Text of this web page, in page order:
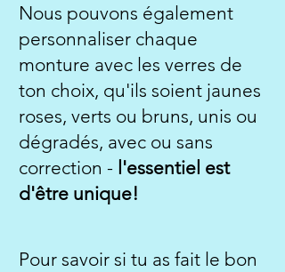
Nous pouvons également
personnaliser chaque
monture avec les verres de
ton choix, qu'ils soient jaunes
roses, verts ou bruns, unis ou
dégradés, avec ou sans
correction - l'essentiel est
d'être unique!
Pour savoir si tu as fait le bon